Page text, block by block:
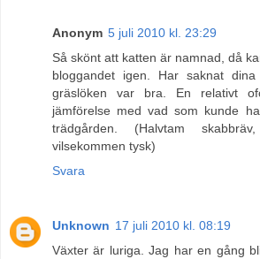
Anonym 5 juli 2010 kl. 23:29
Så skönt att katten är namnad, då
bloggandet igen. Har saknat
gräslöken var bra. En relativt
jämförelse med vad som kunde
trädgården. (Halvtam
vilsekommen tysk)
Svara
Unknown 17 juli 2010 kl. 08:19
Växter är luriga. Jag har en gång